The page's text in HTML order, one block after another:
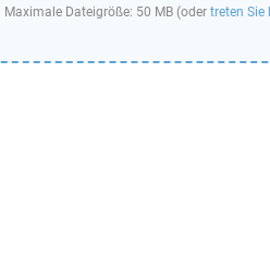
Maximale Dateigröße: 50 MB (oder treten Sie